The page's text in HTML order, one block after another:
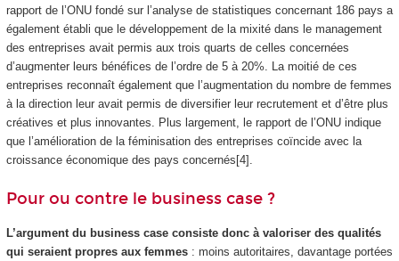
rapport de l’ONU fondé sur l’analyse de statistiques concernant 186 pays a
également établi que le développement de la mixité dans le management
des entreprises avait permis aux trois quarts de celles concernées
d’augmenter leurs bénéfices de l’ordre de 5 à 20%. La moitié de ces
entreprises reconnaît également que l’augmentation du nombre de femmes
à la direction leur avait permis de diversifier leur recrutement et d’être plus
créatives et plus innovantes. Plus largement, le rapport de l’ONU indique
que l’amélioration de la féminisation des entreprises coïncide avec la
croissance économique des pays concernés[4].
Pour ou contre le business case ?
L’argument du business case consiste donc à valoriser des qualités
qui seraient propres aux femmes: moins autoritaires, davantage portées